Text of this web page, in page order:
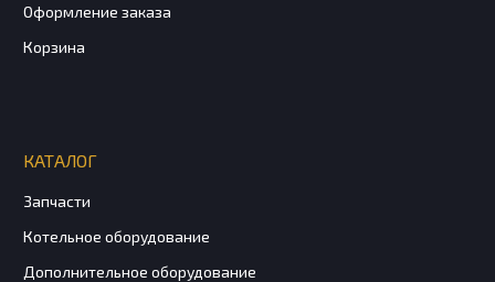
Оформление заказа
Корзина
КАТАЛОГ
Запчасти
Котельное оборудование
Дополнительное оборудование